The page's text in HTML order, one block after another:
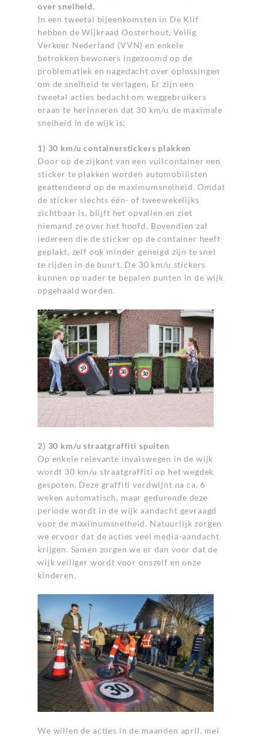
over snelheid.
In een tweetal bijeenkomsten in De Klif
hebben de Wijkraad Oosterhout, Veilig
Verkeer Nederland (VVN) en enkele
betrokken bewoners ingezoomd op de
problematiek en nagedacht over oplossingen
om de snelheid te verlagen. Er zijn een
tweetal acties bedacht om weggebruikers
eraan te herinneren dat 30 km/u de maximale
snelheid in de wijk is:
1) 30 km/u containerstickers plakken
Door op de zijkant van een vuilcontainer een
sticker te plakken worden automobilisten
geattendeerd op de maximumsnelheid. Omdat
de sticker slechts één- of tweewekelijks
zichtbaar is, blijft het opvallen en ziet
niemand ze over het hoofd. Bovendien zal
iedereen die de sticker op de container heeft
geplakt, zelf ook minder geneigd zijn te snel
te rijden in de buurt. De 30 km/u stickers
kunnen op nader te bepalen punten in de wijk
opgehaald worden.
2) 30 km/u straatgraffiti spuiten
Op enkele relevante invalswegen in de wijk
wordt 30 km/u straatgraffiti op het wegdek
gespoten. Deze graffiti verdwijnt na ca. 6
weken automatisch, maar gedurende deze
periode wordt in de wijk aandacht gevraagd
voor de maximumsnelheid. Natuurlijk zorgen
we ervoor dat de acties veel media-aandacht
krijgen. Samen zorgen we er dan voor dat de
wijk veiliger wordt voor onszelf en onze
kinderen.
We willen de acties in de maanden april, mei